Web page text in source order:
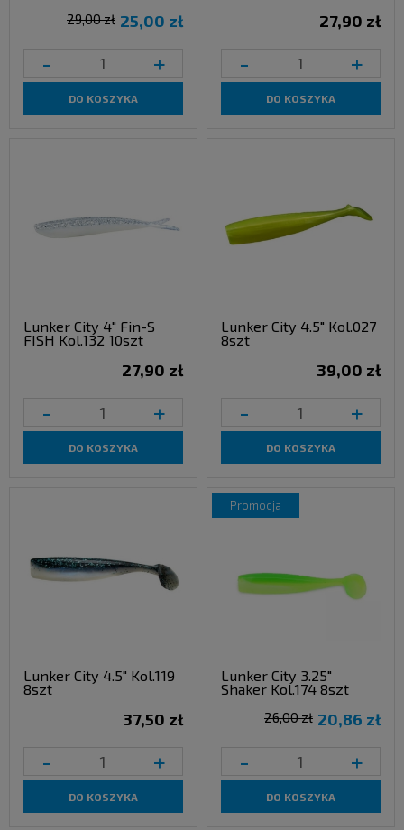
25,00 zł
29,00 zł
- +
DO KOSZYKA
27,90 zł
- +
DO KOSZYKA
Lunker City 4" Fin-S
FISH Kol.132 10szt
27,90 zł
- +
DO KOSZYKA
Lunker City 4.5" Kol.027
8szt
39,00 zł
- +
DO KOSZYKA
Lunker City 4.5" Kol.119
8szt
37,50 zł
- +
DO KOSZYKA
Lunker City 3.25"
Shaker Kol.174 8szt
20,86 zł
26,00 zł
- +
DO KOSZYKA
promocja